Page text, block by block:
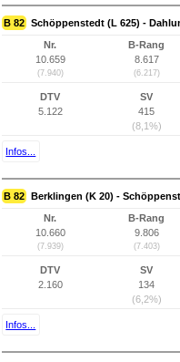
B 82 Schöppenstedt (L 625) -
Nr.
10.659
(7.940)
B-Rang
8.617
(6.217)
DTV
5.122
SV
415
(8,1%)
Infos...
B 82 Berklingen (K 20) -
Nr.
10.660
(7.939)
B-Rang
9.806
(7.403)
DTV
2.160
SV
134
(6,2%)
Infos...